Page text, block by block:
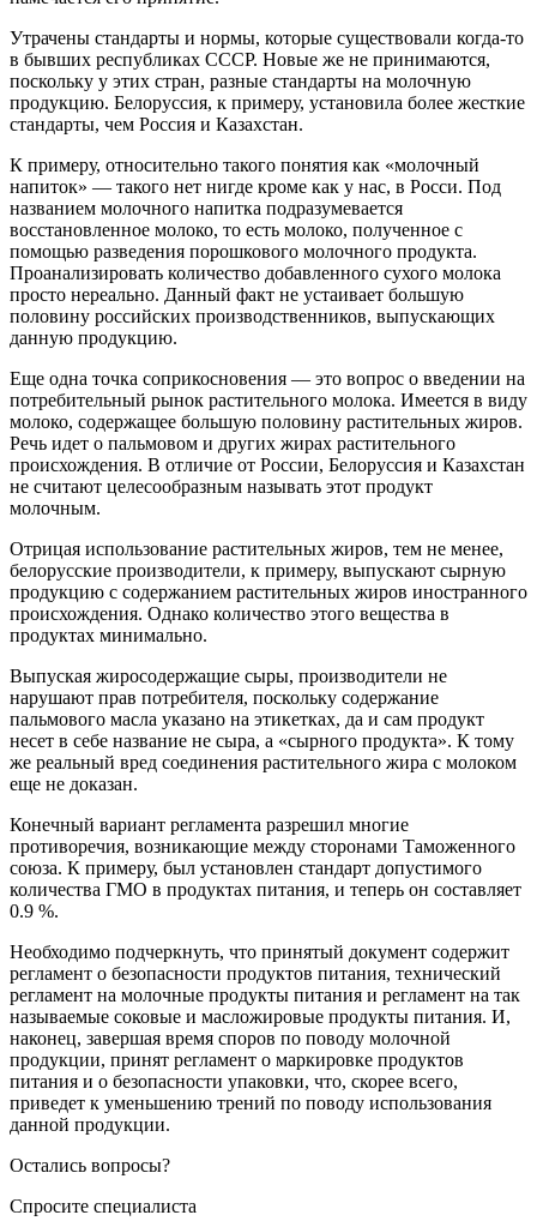
Утрачены стандарты и нормы, которые существовали когда-то
в бывших республиках СССР. Новые же не принимаются,
поскольку у этих стран, разные стандарты на молочную
продукцию. Белоруссия, к примеру, установила более жесткие
стандарты, чем Россия и Казахстан.
К примеру, относительно такого понятия как «молочный
напиток» — такого нет нигде кроме как у нас, в Росси. Под
названием молочного напитка подразумевается
восстановленное молоко, то есть молоко, полученное с
помощью разведения порошкового молочного продукта.
Проанализировать количество добавленного сухого молока
просто нереально. Данный факт не устаивает большую
половину российских производственников, выпускающих
данную продукцию.
Еще одна точка соприкосновения — это вопрос о введении на
потребительный рынок растительного молока. Имеется в виду
молоко, содержащее большую половину растительных жиров.
Речь идет о пальмовом и других жирах растительного
происхождения. В отличие от России, Белоруссия и Казахстан
не считают целесообразным называть этот продукт
молочным.
Отрицая использование растительных жиров, тем не менее,
белорусские производители, к примеру, выпускают сырную
продукцию с содержанием растительных жиров иностранного
происхождения. Однако количество этого вещества в
продуктах минимально.
Выпуская жиросодержащие сыры, производители не
нарушают прав потребителя, поскольку содержание
пальмового масла указано на этикетках, да и сам продукт
несет в себе название не сыра, а «сырного продукта». К тому
же реальный вред соединения растительного жира с молоком
еще не доказан.
Конечный вариант регламента разрешил многие
противоречия, возникающие между сторонами Таможенного
союза. К примеру, был установлен стандарт допустимого
количества ГМО в продуктах питания, и теперь он составляет
0.9 %.
Необходимо подчеркнуть, что принятый документ содержит
регламент о безопасности продуктов питания, технический
регламент на молочные продукты питания и регламент на так
называемые соковые и масложировые продукты питания. И,
наконец, завершая время споров по поводу молочной
продукции, принят регламент о маркировке продуктов
питания и о безопасности упаковки, что, скорее всего,
приведет к уменьшению трений по поводу использования
данной продукции.
Остались вопросы?
Спросите специалиста